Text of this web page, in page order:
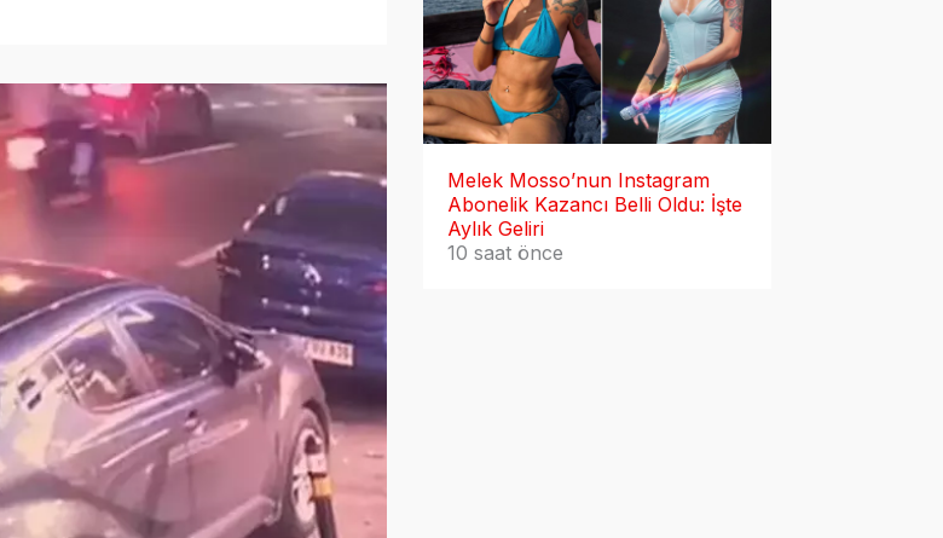
Melek Mosso’nun Instagram
Abonelik Kazancı Belli Oldu: İşte
Aylık Geliri
10 saat önce